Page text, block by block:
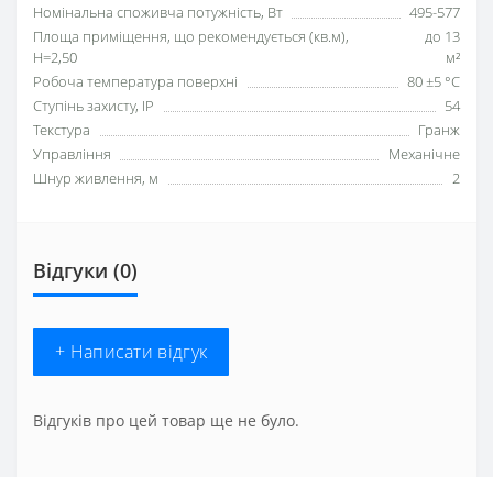
Номінальна споживча потужність, Вт
495-577
Площа приміщення, що рекомендується (кв.м),
H=2,50
до 13
м²
Робоча температура поверхні
80 ±5 °С
Ступінь захисту, IP
54
Текстура
Гранж
Управління
Механічне
Шнур живлення, м
2
Відгуки (0)
+ Написати відгук
Відгуків про цей товар ще не було.